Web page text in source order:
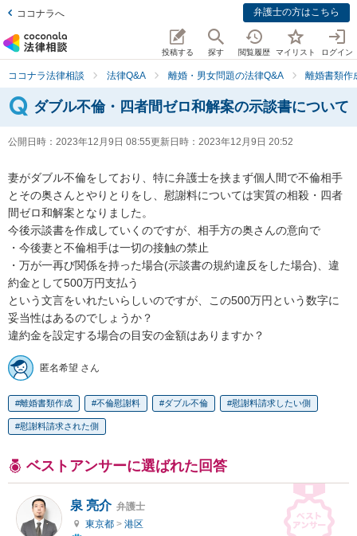
ココナラへ 弁護士の方はこちら
投稿する 探す 閲覧履歴 マイリスト ログイン
ココナラ法律相談 法律Q&A 離婚・男女問題の法律Q&A 離婚書類作
ダブル不倫・四者間ゼロ和解案の示談書について
公開日時： 2023年12月9日 08:55更新日時： 2023年12月9日 20:52
妻がダブル不倫をしており、特に弁護士を挟まず個人間で不倫相手
とその奥さんとやりとりをし、慰謝料については実質の相殺・四者
間ゼロ和解案となりました。
今後示談書を作成していくのですが、相手方の奥さんの意向で
・今後妻と不倫相手は一切の接触の禁止
・万が一再び関係を持った場合(示談書の規約違反をした場合)、違
約金として500万円支払う
という文言をいれたいらしいのですが、この500万円という数字に
妥当性はあるのでしょうか？
違約金を設定する場合の目安の金額はありますか？
匿名希望 さん
離婚書類作成 不倫慰謝料 ダブル不倫 慰謝料請求したい側
慰謝料請求された側
ベストアンサーに選ばれた回答
泉 亮介 弁護士
東京都 > 港区